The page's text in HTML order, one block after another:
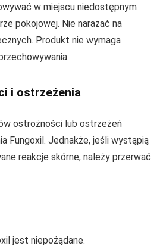
w miejscu niedostępnym
pokojowej. Nie narażać na
Produkt nie wymaga
i ostrzeżenia
ostrożności lub ostrzeżeń
Fungoxil. Jednakże, jeśli wystąpią
reakcje skórne, należy przerwać
jest niepożądane.